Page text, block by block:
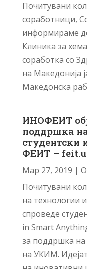
Почитувани
соработници,
информираме
Клиника за
соработка со
на Македонија
Македонска
ИНОФЕИТ
поддршка
студентски
ФЕИТ –
Мар 27, 2019 |
Почитувани
на
спроведе
in Smart
за поддршка на
на УКИМ.